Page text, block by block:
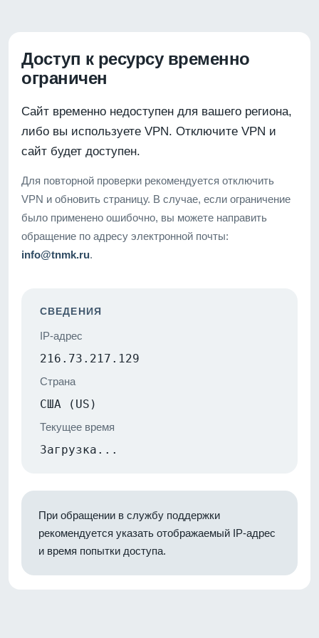
Доступ к ресурсу временно
ограничен
Сайт временно недоступен для вашего региона,
либо вы используете VPN. Отключите VPN и
сайт будет доступен.
Для повторной проверки рекомендуется отключить
VPN и обновить страницу. В случае, если ограничение
было применено ошибочно, вы можете направить
обращение по адресу электронной почты:
info@tnmk.ru.
СВЕДЕНИЯ
IP-адрес
216.73.217.129
Страна
США (US)
Текущее время
Загрузка...
При обращении в службу поддержки
рекомендуется указать отображаемый IP-адрес
и время попытки доступа.